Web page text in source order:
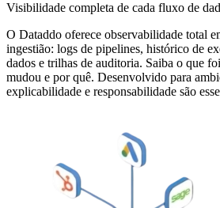
Visibilidade completa de cada fluxo de
O Dataddo oferece observabilidade total
ingestião: logs de pipelines, histórico de
dados e trilhas de auditoria. Saiba o que
mudou e por quê. Desenvolvido para
explicabilidade e responsabilidade são